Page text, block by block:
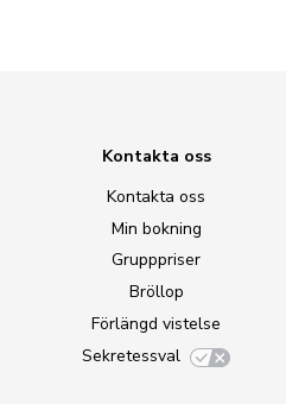
Kontakta oss
Kontakta oss
Min bokning
Grupppriser
Bröllop
Förlängd vistelse
Sekretessval